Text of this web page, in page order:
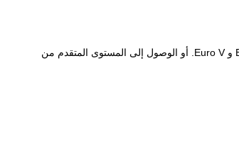
بعد الطلاء بالمحفزات ، يتم تطبيق هذا المنتج في المحول الحفاز لمركبة الديزل لتحفيز وتحويل وتنقية العادم ، مما يجعل عادم السيارة يصل إلى معايير الأداء التقني Euro IV و Euro V. أو الوصول إلى المستوى المتقدم من